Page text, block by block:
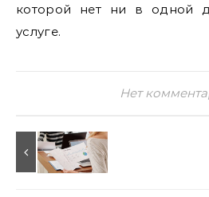
которой нет ни в одной
услуге.
Нет